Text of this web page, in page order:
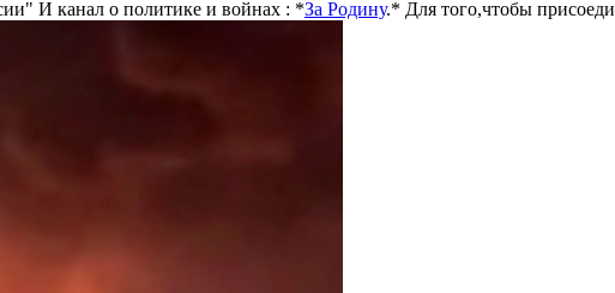
И канал о политике и войнах : *За Родину.* Для того,чтобы